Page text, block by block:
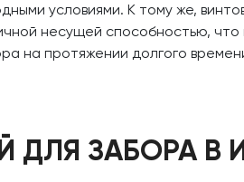
условиями. К тому же,
несущей способностью, что
на протяжении долгого
ДЛЯ ЗАБОРА В